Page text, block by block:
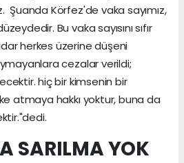
Körfez'de vaka sayımız,
Bu vaka sayısını sıfır
herkes üzerine düşeni
cezalar verildi;
hiç bir kimsenin bir
atmaya hakkı yoktur, buna da
SARILMA YOK